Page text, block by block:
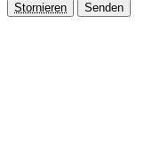
Stornieren Senden